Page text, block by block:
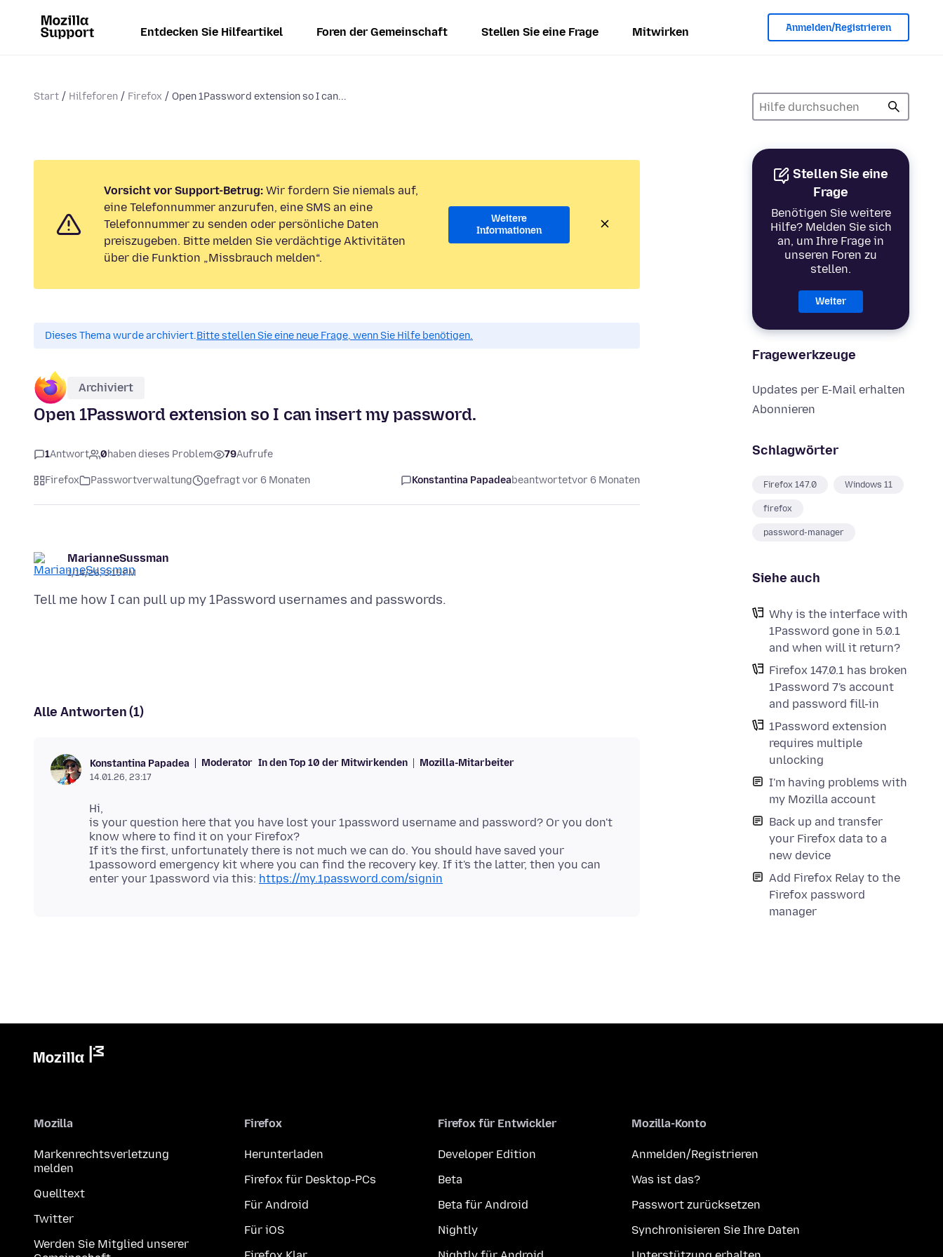
Entdecken Sie Hilfeartikel Foren der Gemeinschaft Stellen Sie eine Frage Mitwirken Anmelden/Registrieren
Start Hilfeforen Firefox Open 1Password extension so I can...
Stellen Sie eine
Frage
Benötigen Sie weitere
Hilfe? Melden Sie sich
an, um Ihre Frage in
unseren Foren zu
stellen.
Weiter
Fragewerkzeuge
Updates per E-Mail erhalten
Abonnieren
Schlagwörter
Firefox 147.0 Windows 11
firefox
password-manager
Siehe auch
Why is the interface with
1Password gone in 5.0.1
and when will it return?
Firefox 147.0.1 has broken
1Password 7's account
and password fill-in
1Password extension
requires multiple
unlocking
I'm having problems with
my Mozilla account
Back up and transfer
your Firefox data to a
new device
Add Firefox Relay to the
Firefox password
manager
Vorsicht vor Support-Betrug: Wir fordern Sie niemals auf,
eine Telefonnummer anzurufen, eine SMS an eine
Telefonnummer zu senden oder persönliche Daten
preiszugeben. Bitte melden Sie verdächtige Aktivitäten
über die Funktion „Missbrauch melden“.
Weitere
Informationen
Dieses Thema wurde archiviert.Bitte stellen Sie eine neue Frage, wenn Sie Hilfe benötigen.
Archiviert
Open 1Password extension so I can insert my password.
1Antwort 0haben dieses Problem 79Aufrufe
Firefox Passwortverwaltung gefragt vor 6 Monaten Konstantina Papadeabeantwortetvor 6 Monaten
MarianneSussman
1/14/26, 3:15 PM
Tell me how I can pull up my 1Password usernames and passwords.
Alle Antworten (1)
Konstantina Papadea Moderator In den Top 10 der Mitwirkenden Mozilla-Mitarbeiter
14.01.26, 23:17
Hi,
is your question here that you have lost your 1password username and password? Or you don't
know where to find it on your Firefox?
If it's the first, unfortunately there is not much we can do. You should have saved your
1passoword emergency kit where you can find the recovery key. If it's the latter, then you can
enter your 1password via this: https://my.1password.com/signin
Mozilla
Markenrechtsverletzung
melden
Quelltext
Twitter
Werden Sie Mitglied unserer
Firefox
Herunterladen
Firefox für Desktop-PCs
Für Android
Für iOS
Firefox für Entwickler
Developer Edition
Beta
Beta für Android
Nightly
Mozilla-Konto
Anmelden/Registrieren
Was ist das?
Passwort zurücksetzen
Synchronisieren Sie Ihre Daten